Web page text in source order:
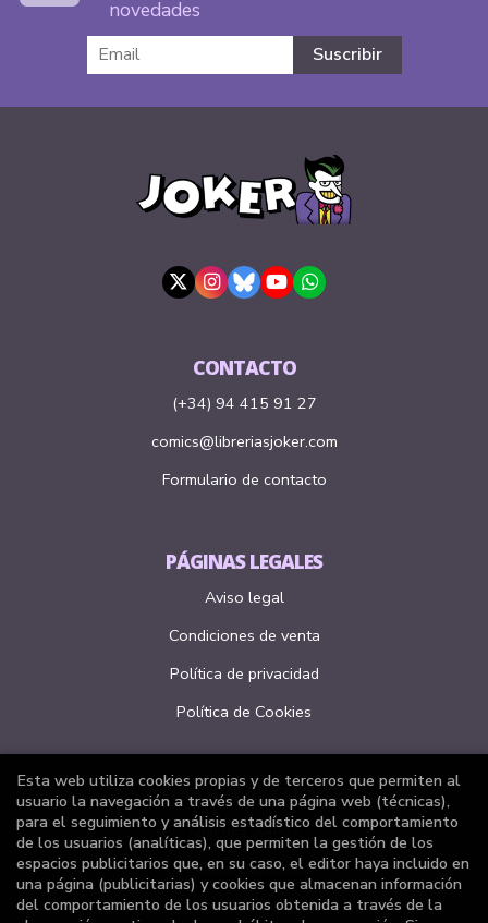
novedades
CONTACTO
(+34) 94 415 91 27
comics@libreriasjoker.com
Formulario de contacto
PÁGINAS LEGALES
Aviso legal
Condiciones de venta
Política de privacidad
Política de Cookies
ATENCIÓN AL CLIENTE
Quiénes somos
Pedidos especiales
Formulario de desistimiento
Esta web utiliza cookies propias y de terceros que permiten al
usuario la navegación a través de una página web (técnicas),
para el seguimiento y análisis estadístico del comportamiento
de los usuarios (analíticas), que permiten la gestión de los
espacios publicitarios que, en su caso, el editor haya incluido en
una página (publicitarias) y cookies que almacenan información
del comportamiento de los usuarios obtenida a través de la